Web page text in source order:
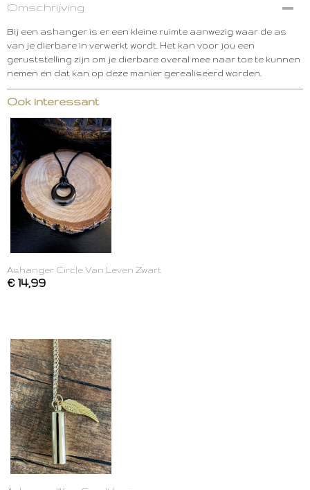
Omschrijving
Bij een ashanger is er een kleine ruimte aanwezig waar de as
van je dierbare in verwerkt wordt. Het kan voor jou een
geruststelling zijn om je dierbare overal mee naar toe te kunnen
nemen en dat kan op deze manier gerealiseerd worden.
Ook interessant
Ashanger Circle Van Leven Zwart
€ 14,99